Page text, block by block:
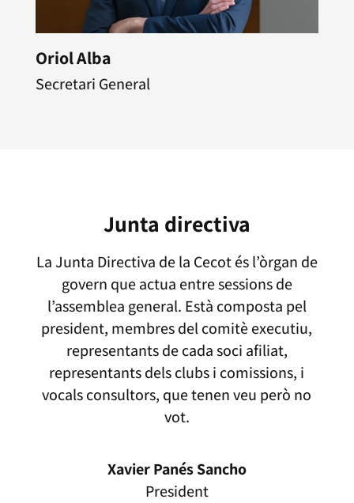
Oriol Alba
Secretari General
Junta directiva
La Junta Directiva de la Cecot és l’òrgan de
govern que actua entre sessions de
l’assemblea general. Està composta pel
president, membres del comitè executiu,
representants de cada soci afiliat,
representants dels clubs i comissions, i
vocals consultors, que tenen veu però no
vot.
Xavier Panés Sancho
President